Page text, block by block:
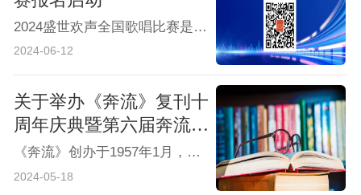
2024盛世欢声全国歌唱比赛是一场面向全国音乐爱好者的盛大活动。我们旨在为广大音乐爱好者提供一个展示自我、交流学习的平台，同时发掘和培养更多优秀的歌唱人才。无论您是专业歌手还是业余爱好者，只要您热爱音乐，我们都诚挚邀请您加入我们的行列。
2024-06-12
关于举办《奔流》复刊十
周年庆典暨第六届奔流文
学奖及奔流文学院第二十
期作家研修班的通知
《奔流》创办于1957年1月，由河南省文联主管。在办刊的几十年间，《奔流》培养了省内外一大批蜚声文坛的优秀作家，维系着几代作家和文学爱好者挥之不去的文学情结和梦想。20世纪80年代末，由于种种原因，《奔流》停刊。2013年8月时代报告杂志社开始筹备奔流文学网，2014年9月，奔流文学网正式上线，2014年10月，在习近平总书记主持召开的文艺座谈会讲话精神的指引下，《奔流》正式复刊。
2024-05-18